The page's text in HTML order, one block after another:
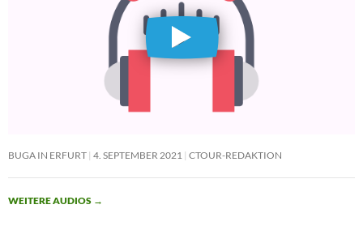
BUGA IN ERFURT 4. SEPTEMBER 2021 CTOUR-REDAKTION
WEITERE AUDIOS →